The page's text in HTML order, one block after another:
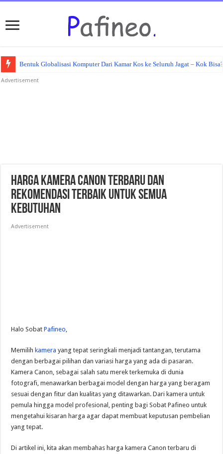
Bentuk Globalisasi Komputer Dari Kamar Kos ke Seluruh Jagat – Kok
Advertisement
Harga Kamera Canon Terbaru dan
Rekomendasi Terbaik untuk Semua
Kebutuhan
Advertisement
Halo SobatPafineo
Memilihkamera yang tepat seringkali menjadi tantangan, terutama
dengan berbagai pilihan dan variasi harga yang ada di pasaran.
Kamera Canon, sebagai salah satu merek terkemuka di dunia
fotografi, menawarkan berbagai model dengan harga yang beragam
sesuai dengan fitur dan kualitas yang ditawarkan. Dari kamera untuk
pemula hingga model profesional, penting bagi Sobat Pafineo untuk
mengetahui kisaran harga agar dapat membuat keputusan pembelian
yang tepat.
Di artikel ini, kita akan membahas harga kamera Canon terbaru di